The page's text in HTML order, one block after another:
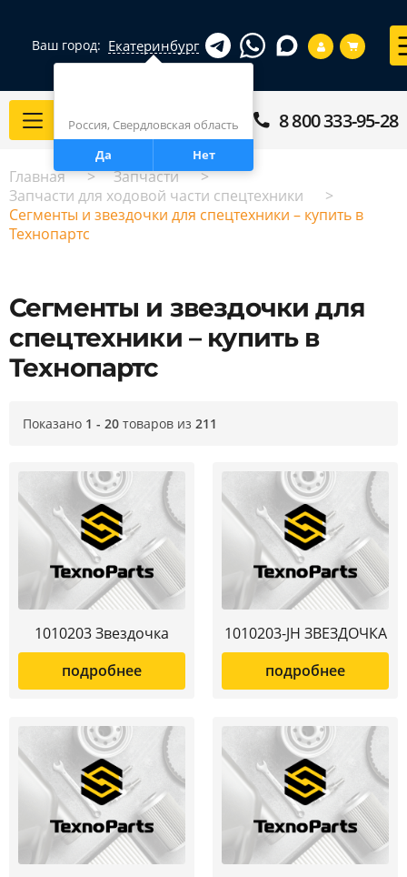
Ваш город: Екатеринбург
Россия, Свердловская область
Да
Нет
Каталог 8 800 333-95-28
Главная
Запчасти
Запчасти для ходовой части спецтехники
Сегменты и звездочки для спецтехники – купить в
Технопартс
Сегменты и звездочки для
спецтехники – купить в
Технопартс
1010203 Звездочка
подробнее
1010203-JH ЗВЕЗДОЧКА
подробнее
Показано 1 - 20 товаров из 211